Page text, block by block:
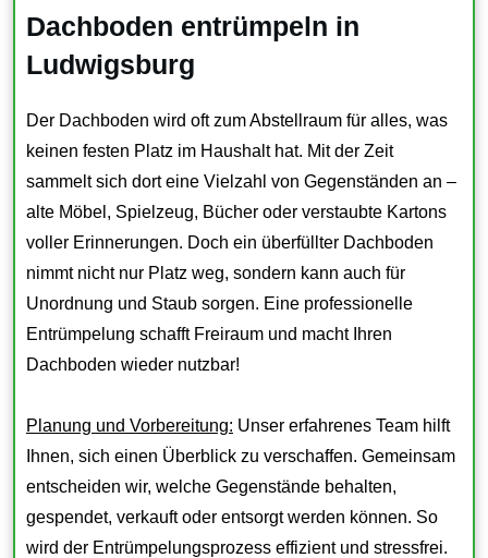
Dachboden entrümpeln in
Ludwigsburg
Der Dachboden wird oft zum Abstellraum für alles, was
keinen festen Platz im Haushalt hat. Mit der Zeit
sammelt sich dort eine Vielzahl von Gegenständen an –
alte Möbel, Spielzeug, Bücher oder verstaubte Kartons
voller Erinnerungen. Doch ein überfüllter Dachboden
nimmt nicht nur Platz weg, sondern kann auch für
Unordnung und Staub sorgen. Eine professionelle
Entrümpelung schafft Freiraum und macht Ihren
Dachboden wieder nutzbar!
Planung und Vorbereitung: Unser erfahrenes Team hilft
Ihnen, sich einen Überblick zu verschaffen. Gemeinsam
entscheiden wir, welche Gegenstände behalten,
gespendet, verkauft oder entsorgt werden können. So
wird der Entrümpelungsprozess effizient und stressfrei.